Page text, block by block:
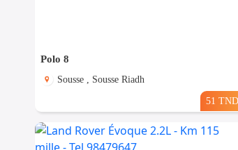
Polo 8
Sousse , Sousse Riadh
51 TND